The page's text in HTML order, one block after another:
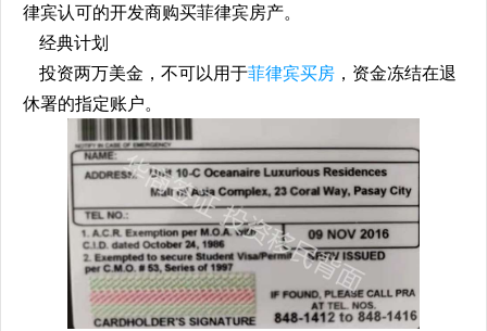
律宾认可的开发商购买菲律宾房产。
经典计划
投资两万美金，不可以用于菲律宾买房 ，资金冻结在退
休署的指定账户。